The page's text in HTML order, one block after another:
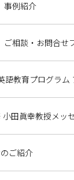
事例紹介
ご相談・お問合せ
語教育プログラム
小田眞幸教授メッ
ご紹介